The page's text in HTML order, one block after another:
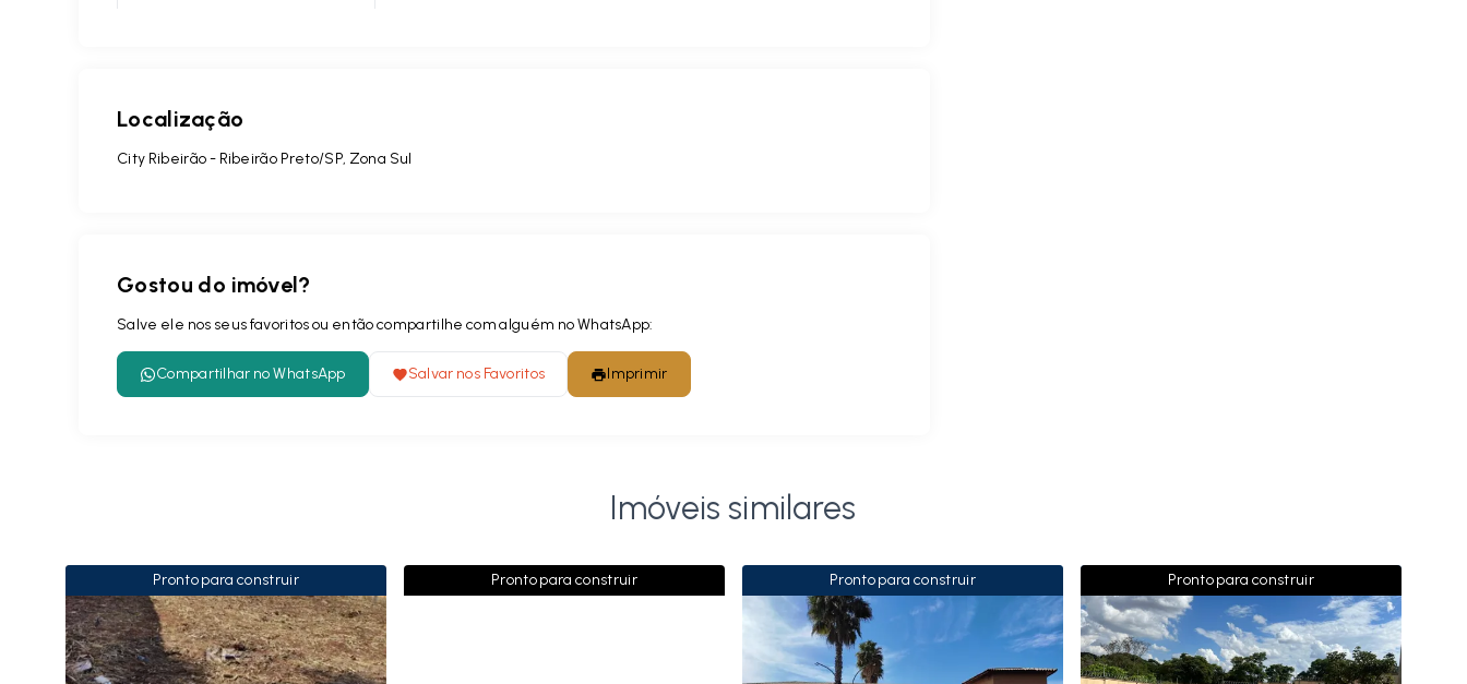
Localização
City Ribeirão - Ribeirão Preto/SP, Zona Sul
Gostou do imóvel?
Salve ele nos seus favoritos ou então compartilhe com alguém no WhatsApp:
Compartilhar no WhatsApp Salvar nos Favoritos Imprimir
Imóveis similares
Pronto para construir Pronto para construir Pronto para construir Pronto para construir